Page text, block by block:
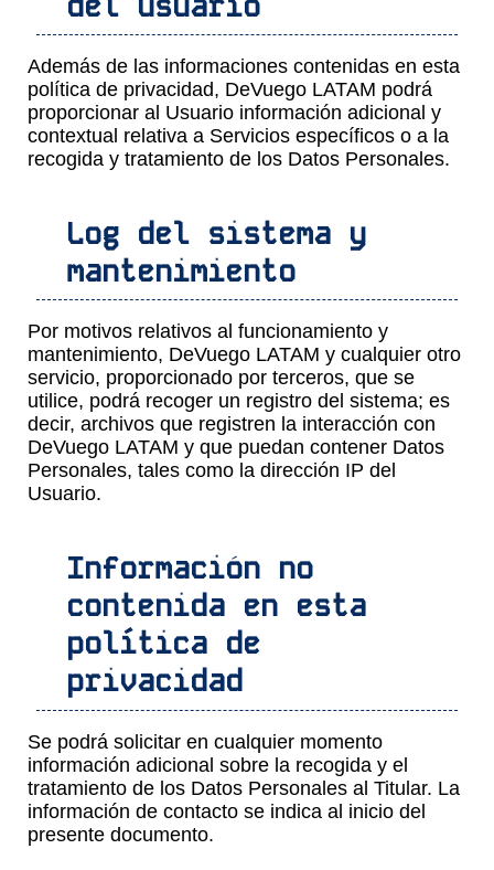
Además de las informaciones contenidas en esta
política de privacidad, DeVuego LATAM podrá
proporcionar al Usuario información adicional y
contextual relativa a Servicios específicos o a la
recogida y tratamiento de los Datos Personales.
Log del sistema y
mantenimiento
Por motivos relativos al funcionamiento y
mantenimiento, DeVuego LATAM y cualquier otro
servicio, proporcionado por terceros, que se
utilice, podrá recoger un registro del sistema; es
decir, archivos que registren la interacción con
DeVuego LATAM y que puedan contener Datos
Personales, tales como la dirección IP del
Usuario.
Información no
contenida en esta
política de
privacidad
Se podrá solicitar en cualquier momento
información adicional sobre la recogida y el
tratamiento de los Datos Personales al Titular. La
información de contacto se indica al inicio del
presente documento.